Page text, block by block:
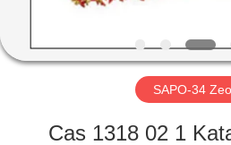
TUR
SAPO-34
Cas 1318 02 1